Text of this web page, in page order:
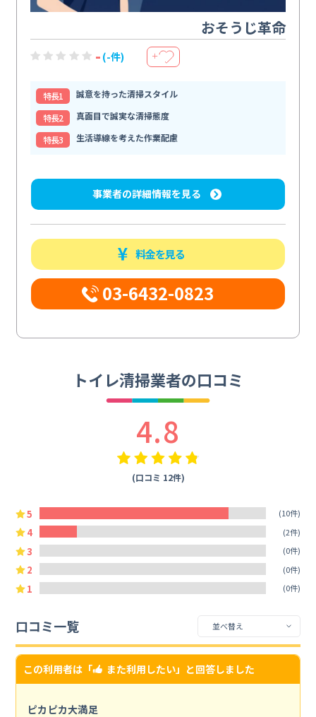
おそうじ革命
- (-件) ＋
特⻑1
誠意を持った清掃スタイル
特⻑2
真面目で誠実な清掃態度
特⻑3
生活導線を考えた作業配慮
事業者の詳細情報を見る
料金を見る
03-6432-0823
トイレ清掃業者の口コミ
4.8
(口コミ 12件)
5 (10件)
4 (2件)
3 (0件)
2 (0件)
1 (0件)
口コミ一覧
この利用者は「 また利用したい」と回答しました
ピカピカ大満足